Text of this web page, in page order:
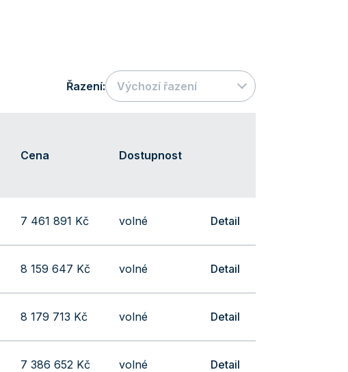
Řazení: Výchozí řazení
Cena Dostupnost
7 461 891 Kč volné Detail
8 159 647 Kč volné Detail
8 179 713 Kč volné Detail
7 386 652 Kč volné Detail